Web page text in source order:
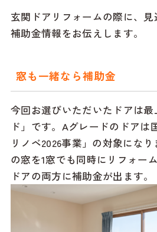
玄関ドアリフォームの際に、
補助金情報をお伝えします。
窓も一緒なら補助金
今回お選びいただいたドアは
ド」です。Aグレードのドアは
リノベ2026事業」の対象にな
の窓を1窓でも同時にリフォー
ドアの両方に補助金が出ます。